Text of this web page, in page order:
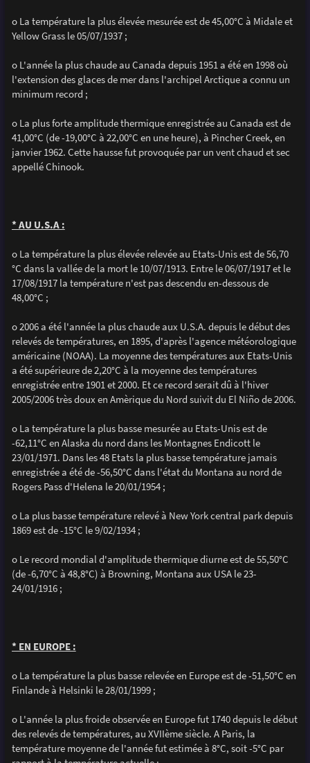
o La température la plus élevée mesurée est de 45,00°C à Midale et
Yellow Grass le 05/07/1937 ;
o L'année la plus chaude au Canada depuis 1951 a été en 1998 où
l'extension des glaces de mer dans l'archipel Arctique a connu un
minimum record ;
o La plus forte amplitude thermique enregistrée au Canada est de
41,00°C (de -19,00°C à 22,00°C en une heure), à Pincher Creek, en
janvier 1962. Cette hausse fut provoquée par un vent chaud et sec
appellé Chinook.
* AU U.S.A :
o La température la plus élevée relevée au Etats-Unis est de 56,70
°C dans la vallée de la mort le 10/07/1913. Entre le 06/07/1917 et le
17/08/1917 la température n'est pas descendu en-dessous de
48,00°C ;
o 2006 a été l'année la plus chaude aux U.S.A. depuis le début des
relevés de températures, en 1895, d'après l'agence météorologique
américaine (NOAA). La moyenne des températures aux Etats-Unis
a été supérieure de 2,20°C à la moyenne des températures
enregistrée entre 1901 et 2000. Et ce record serait dû à l'hiver
2005/2006 très doux en Amèrique du Nord suivit du El Niño de 2006.
o La température la plus basse mesurée au Etats-Unis est de
-62,11°C en Alaska du nord dans les Montagnes Endicott le
23/01/1971. Dans les 48 Etats la plus basse température jamais
enregistrée a été de -56,50°C dans l'état du Montana au nord de
Rogers Pass d'Helena le 20/01/1954 ;
o La plus basse température relevé à New York central park depuis
1869 est de -15°C le 9/02/1934 ;
o Le record mondial d'amplitude thermique diurne est de 55,50°C
(de -6,70°C à 48,8°C) à Browning, Montana aux USA le 23-
24/01/1916 ;
* EN EUROPE :
o La température la plus basse relevée en Europe est de -51,50°C en
Finlande à Helsinki le 28/01/1999 ;
o L'année la plus froide observée en Europe fut 1740 depuis le début
des relevés de températures, au XVIIème siècle. A Paris, la
température moyenne de l'année fut estimée à 8°C, soit -5°C par